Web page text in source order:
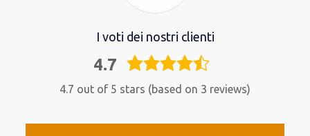
I voti dei nostri clienti
4.7
4,7
4.7 out of 5 stars (based on 3 reviews)